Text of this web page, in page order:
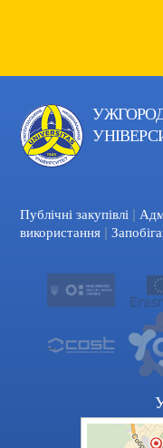
Публічні закупівлі |
використання |